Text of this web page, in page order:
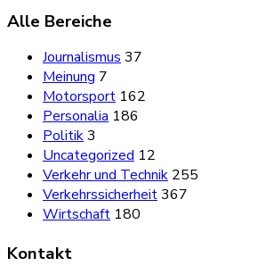
Alle Bereiche
Journalismus 37
Meinung 7
Motorsport 162
Personalia 186
Politik3
Uncategorized 12
Verkehr und Technik 255
Verkehrssicherheit367
Wirtschaft 180
Kontakt